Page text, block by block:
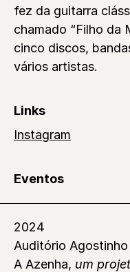
fez da guitarra
chamado “Filho da
cinco discos,
vários artistas.
Links
Instagram
Eventos
2024
Auditório Agostinho
A Azenha, um